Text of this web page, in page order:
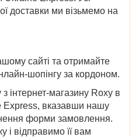
доставки ми візьмемо на
сайті та отримайте
шопінгу за кордоном.
з інтернет-магазину Roxy в
Express, вказавши нашу
форми замовлення.
і відправимо її вам